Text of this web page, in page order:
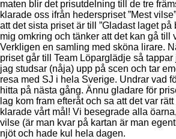
maten blir det prisutdelning till de tre
klarade oss ifrån hederspriset ”Mest
att det sista priset är till ”Gladast laget på
mig omkring och tänker att det kan gå till
Verkligen en samling med sköna lirare.
priset går till Team Löparglädje så
jag studsar (nåja) upp på scen och tar
resa med SJ i hela Sverige. Undrar vad
hitta på nästa gång. Ännu gladare för
lag kom fram efteråt och sa att det var
klarade vårt mål! Vi besegrade alla
vilse (är man kvar på kartan är man
njöt och hade kul hela dagen.